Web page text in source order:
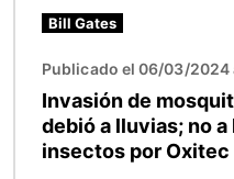
Bill Gates
Publicado el 06/03/2024
Invasión de
debió a lluvias; no
insectos por Oxitec